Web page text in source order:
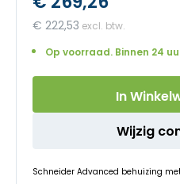
€ 222,53
Op voorraad. Binnen 24
Wijzig
In
Schneider Advanced behuizing
afbeeldingen-